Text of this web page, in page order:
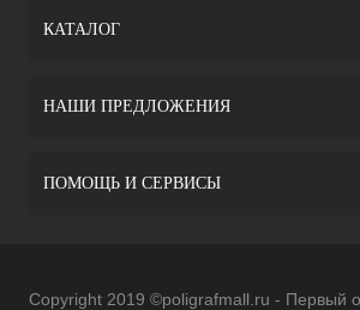
КАТАЛОГ
НАШИ ПРЕДЛОЖЕНИЯ
ПОМОЩЬ И СЕРВИСЫ
Copyright 2019 ©poligrafmall.ru - Первый